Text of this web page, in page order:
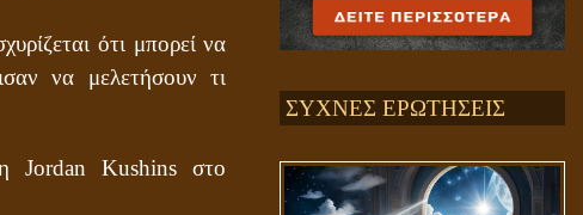
ότι μπορεί να
να μελετήσουν τι
Jordan Kushins στο
ΣΥΧΝΕΣ ΕΡΩΤΗΣΕΙΣ